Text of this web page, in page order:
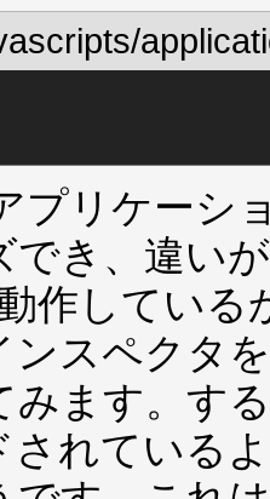
プリケーシ
でき、違い
作してい
ンスペクタ
みます。す
されている